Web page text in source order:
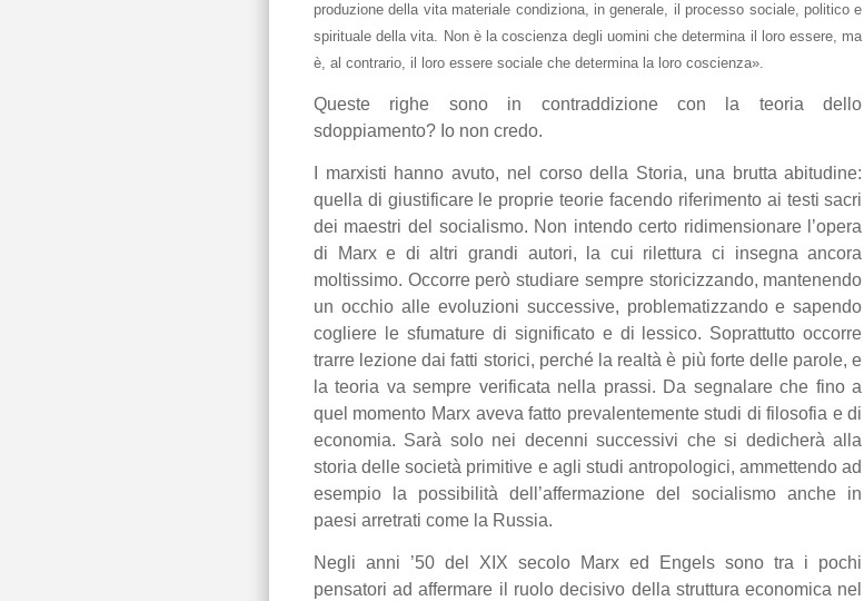
produzione della vita materiale condiziona, in generale, il processo sociale, politico e
spirituale della vita. Non è la coscienza degli uomini che determina il loro essere, ma
è, al contrario, il loro essere sociale che determina la loro coscienza».
Queste righe sono in contraddizione con la teoria dello
sdoppiamento? Io non credo.
I marxisti hanno avuto, nel corso della Storia, una brutta abitudine:
quella di giustificare le proprie teorie facendo riferimento ai testi sacri
dei maestri del socialismo. Non intendo certo ridimensionare l’opera
di Marx e di altri grandi autori, la cui rilettura ci insegna ancora
moltissimo. Occorre però studiare sempre storicizzando, mantenendo
un occhio alle evoluzioni successive, problematizzando e sapendo
cogliere le sfumature di significato e di lessico. Soprattutto occorre
trarre lezione dai fatti storici, perché la realtà è più forte delle parole, e
la teoria va sempre verificata nella prassi. Da segnalare che fino a
quel momento Marx aveva fatto prevalentemente studi di filosofia e di
economia. Sarà solo nei decenni successivi che si dedicherà alla
storia delle società primitive e agli studi antropologici, ammettendo ad
esempio la possibilità dell’affermazione del socialismo anche in
paesi arretrati come la Russia.
Negli anni ’50 del XIX secolo Marx ed Engels sono tra i pochi
pensatori ad affermare il ruolo decisivo della struttura economica nel